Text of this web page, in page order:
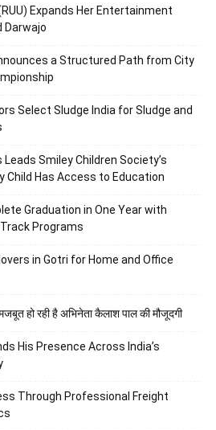
Expands Her Entertainment
Darwajo
a Structured Path from City
Select Sludge India for Sludge and
Smiley Children Society’s
Child Has Access to Education
Graduation in One Year with
Programs
in Gotri for Home and Office
हो रही है अभिनेता कैलाश पाल की मौजूदगी
His Presence Across India’s
Through Professional Freight